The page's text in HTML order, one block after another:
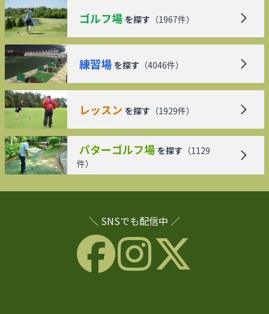
ゴルフ場 を探す （1967件）
練習場 を探す （4046件）
レッスン を探す （1929件）
パターゴルフ場 を探す （1129
件）
＼ SNSでも配信中 ／